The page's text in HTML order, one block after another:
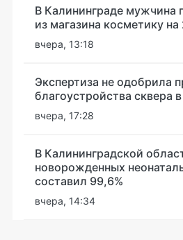
В Калининграде мужчина
из магазина косметику
вчера, 13:18
Экспертиза не одобрила
благоустройства сквера
вчера, 17:28
В Калининградской
новорожденных
составил 99,6%
вчера, 14:34